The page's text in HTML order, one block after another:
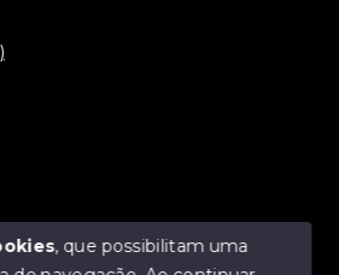
, que possibilitam uma